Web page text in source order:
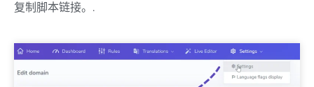
复制脚本链接。.